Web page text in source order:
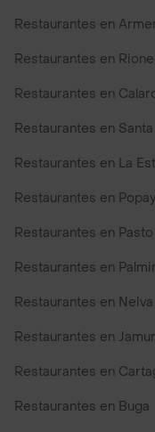
Restaurantes en
Restaurantes en
Restaurantes en
Restaurantes en
Restaurantes en La
Restaurantes en
Restaurantes en Pasto
Restaurantes en
Restaurantes en Neiva
Restaurantes en
Restaurantes en
Restaurantes en Buga